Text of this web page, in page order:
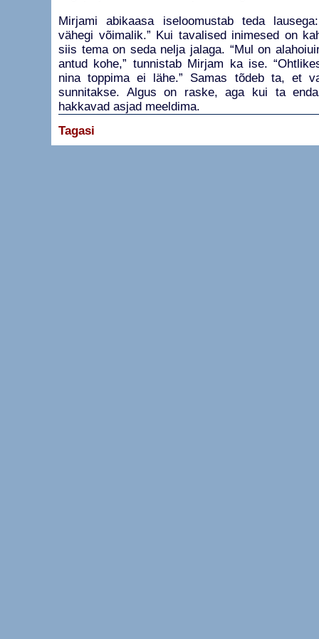
Mirjami abikaasa iseloomustab teda
vähegi võimalik.” Kui tavalised inimesed on
siis tema on seda nelja jalaga. “Mul on
antud kohe,” tunnistab Mirjam ka ise.
nina toppima ei lähe.” Samas tõdeb ta, et
sunnitakse. Algus on raske, aga kui ta
hakkavad asjad meeldima.
Tagasi